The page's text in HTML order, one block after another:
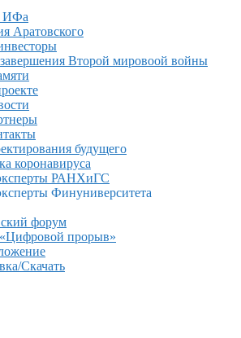
ИФа
Аратовского
завершения Второй мировоой войны
будущего
коронавируса
РАНХиГС
Финуниверситета
форум
прорыв»
Скачать